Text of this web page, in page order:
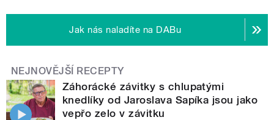
Jak nás naladíte na DABu
NEJNOVĚJŠÍ RECEPTY
Záhorácké závitky s chlupatými
knedlíky od Jaroslava Sapíka jsou jako
vepřo zelo v závitku